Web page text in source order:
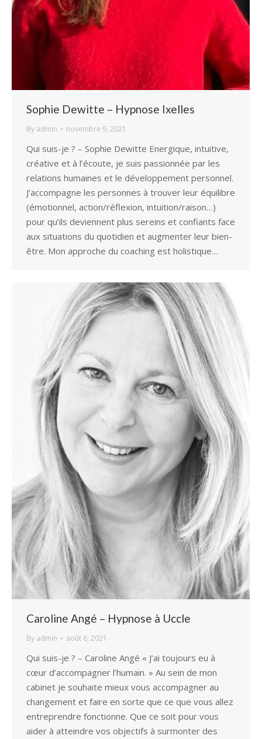
Sophie Dewitte – Hypnose Ixelles
By admin novembre 9, 2021
Qui suis-je ? – Sophie Dewitte Energique, intuitive,
créative et à l’écoute, je suis passionnée par les
relations humaines et le développement personnel.
J’accompagne les personnes à trouver leur équilibre
(émotionnel, action/réflexion, intuition/raison…)
pour qu’ils deviennent plus sereins et confiants face
aux situations du quotidien et augmenter leur bien-
être. Mon approche du coaching est holistique…
Caroline Angé – Hypnose à Uccle
By admin août 6, 2021
Qui suis-je ? – Caroline Angé « J’ai toujours eu à
cœur d’accompagner l’humain. » Au sein de mon
cabinet je souhaite mieux vous accompagner au
changement et faire en sorte que ce que vous allez
entreprendre fonctionne. Que ce soit pour vous
aider à atteindre vos objectifs à surmonter des